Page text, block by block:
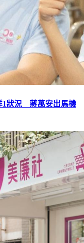
1狀況 蔣萬安出馬機